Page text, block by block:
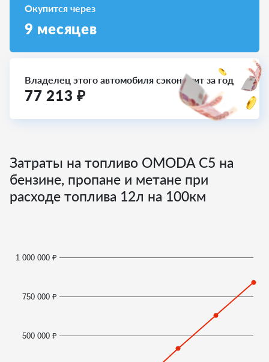
Окупится через
9 месяцев
Владелец этого автомобиля сэкономит за год
77 213 ₽
Затраты на топливо OMODA C5 на
бензине, пропане и метане при
расходе топлива 12л на 100км
1 000 000 ₽
500 000 ₽
750 000 ₽